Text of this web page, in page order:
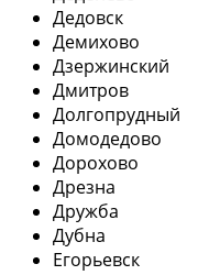
Дедовск
Демихово
Дзержинский
Дмитров
Долгопрудный
Домодедово
Дорохово
Дрезна
Дружба
Дубна
Егорьевск